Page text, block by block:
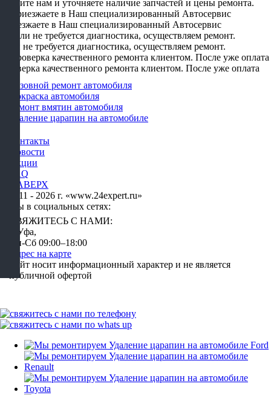
Звоните нам и уточняете наличие запчастей и цены ремонта.
Приезжаете в Наш специализированный Автосервис
Если не требуется диагностика, осуществляем ремонт.
Проверка качественного ремонта клиентом. После уже оплата
Контакты
Новости
Акции
FAQ
НАВЕРХ
2011 - 2026 г. «www.24expert.ru»
Кузовной ремонт автомобиля
Покраска автомобиля
Ремонт вмятин автомобиля
Удаление царапин на автомобиле
Мы в социальных сетях:
СВЯЖИТЕСЬ С НАМИ:
г. Уфа,
Пн-Сб 09:00–18:00
Адрес на карте
Сайт носит информационный характер и не является
публичной офертой